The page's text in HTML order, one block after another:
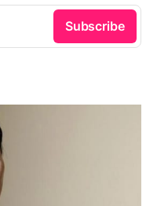
Subscribe